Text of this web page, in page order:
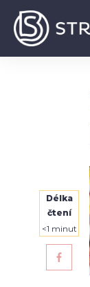
Délka
čtení
<1 minut